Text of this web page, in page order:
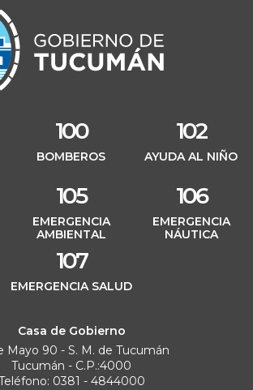
100
BOMBEROS
102
AYUDA AL NIÑO
105
EMERGENCIA
AMBIENTAL
106
EMERGENCIA
NÁUTICA
107
EMERGENCIA SALUD
Casa de Gobierno
Mayo 90 - S. M. de Tucumán
Tucumán - C.P.:4000
0381 - 4844000